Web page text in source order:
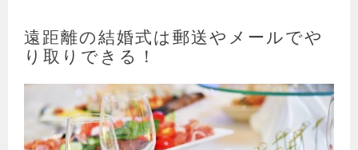
遠距離の結婚式は郵送やメールでや
り取りできる！